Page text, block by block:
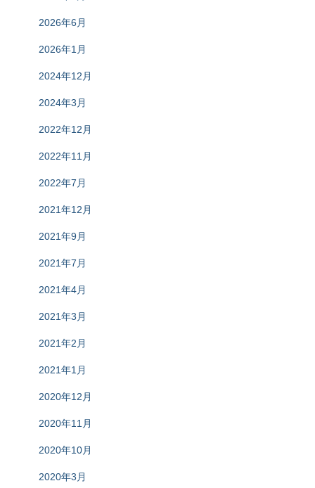
2026年6月
2026年1月
2024年12月
2024年3月
2022年12月
2022年11月
2022年7月
2021年12月
2021年9月
2021年7月
2021年4月
2021年3月
2021年2月
2021年1月
2020年12月
2020年11月
2020年10月
2020年3月